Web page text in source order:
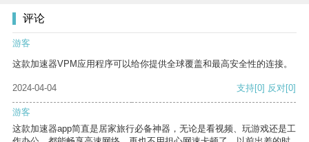
评论
游客
这款加速器VPM应用程序可以给你提供全球覆盖和最高安全性的连接。
2024-04-04 支持[0] 反对[0]
游客
这款加速器app简直是居家旅行必备神器，无论是看视频、玩游戏还是工